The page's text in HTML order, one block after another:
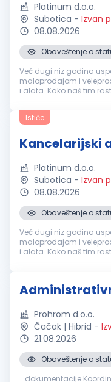
Platinum d.o.o.
Subotica - Izvan
08.08.2026
Obaveštenje o
Već dugi niz godina
maloprodajom i
i alata. Kako naš tim
poslovanju. Ako si ...
Ističe
Kancelarijski
Platinum d.o.o.
Subotica - Izvan
08.08.2026
Obaveštenje o
Već dugi niz godina
maloprodajom i
i alata. Kako naš tim
Prohrom d.o.o.
Čačak | Hibrid -
21.08.2026
Obaveštenje o
...dokumentacije